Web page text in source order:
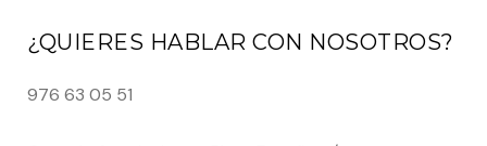
¿QUIERES HABLAR CON NOSOTROS?
976 63 05 51